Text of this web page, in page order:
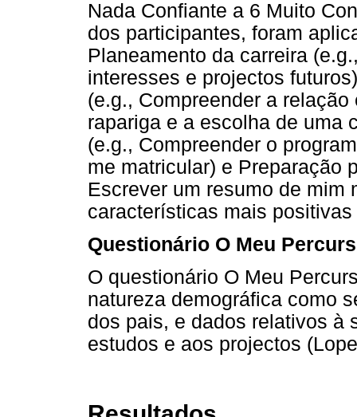
Nada Confiante a 6 Muito
dos participantes, foram
Planeamento da carreira
interesses e projectos
(e.g., Compreender a
rapariga e a escolha de uma
(e.g., Compreender o
me matricular) e Preparação
Escrever um resumo de mim
características mais
Questionário O Meu
O questionário O Meu
natureza demográfica como
dos pais, e dados relativos à
estudos e aos projectos